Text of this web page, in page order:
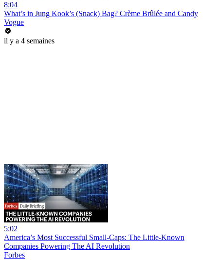
8:04
What’s in Jung Kook’s (Snack) Bag? Crème Brûlée and Candy
Vogue
il y a 4 semaines
5:02
America’s Most Successful Small-Caps: The Little-Known
Companies Powering The AI Revolution
Forbes